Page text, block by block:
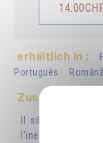
erhältlich in :
Português
Românã
II silenzio a cui
l’inerzia, ma è un